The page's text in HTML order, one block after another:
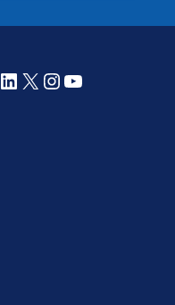
LinkedIn
X Instagram
YouTube